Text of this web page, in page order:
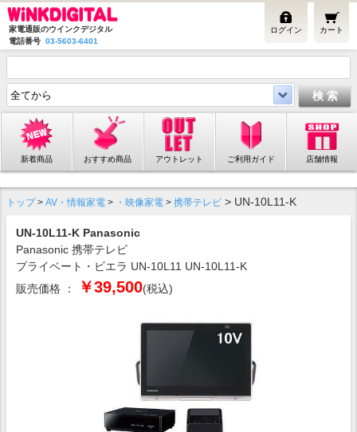
家電通販のウインクデジタル
電話番号 03-5603-6401
カート
ログイン
新着商品 おすすめ商品 アウトレット ご利用ガイド 店舗情報
トップ> AV・情報家電 > ・映像家電 > 携帯テレビ > UN-10L11-K
UN-10L11-K Panasonic
Panasonic 携帯テレビ
プライベート・ビエラ UN-10L11 UN-10L11-K
販売価格 ：
￥39,500(税込)